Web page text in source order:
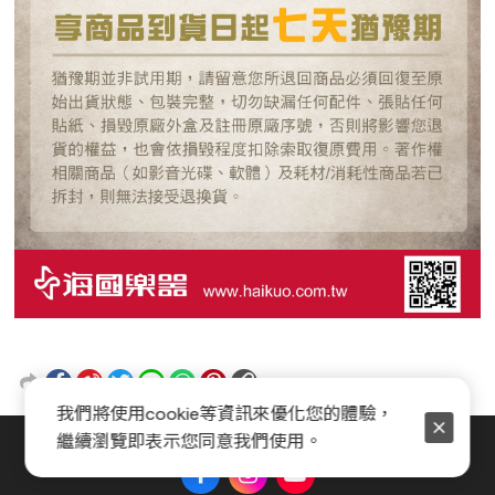
我們將使用cookie等資訊來優化您的體驗，
繼續瀏覽即表示您同意我們使用。